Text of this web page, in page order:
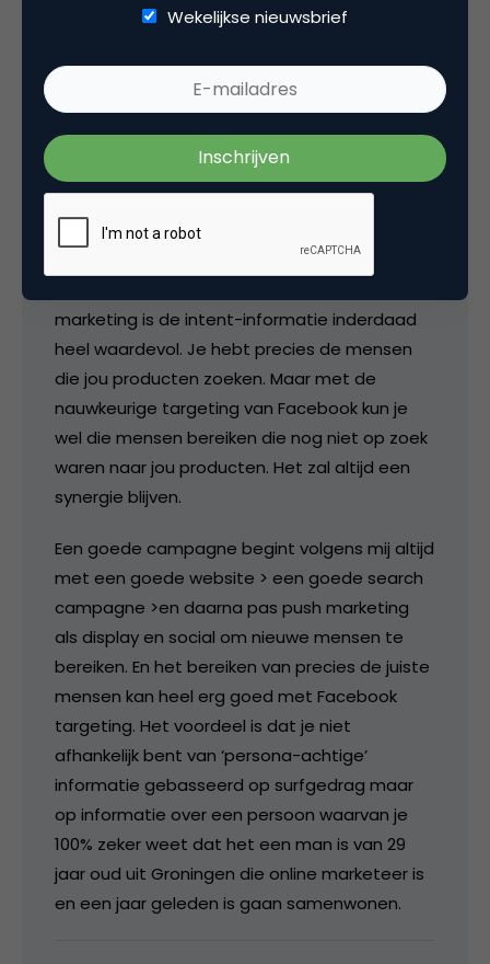
2 oktober 2014 om 13:50
jeroenpanjer
Hi Bram, bedankt voor je reactie. Ik weet
uiteraard niet of Facebook of Google meer
data heeft. Het hangt uiteraard allemaal af
marketing is de intent-informatie inderdaad
heel waardevol. Je hebt precies de mensen
die jou producten zoeken. Maar met de
nauwkeurige targeting van Facebook kun je
wel die mensen bereiken die nog niet op zoek
waren naar jou producten. Het zal altijd een
synergie blijven.
Een goede campagne begint volgens mij altijd
met een goede website > een goede search
campagne >en daarna pas push marketing
als display en social om nieuwe mensen te
bereiken. En het bereiken van precies de juiste
mensen kan heel erg goed met Facebook
targeting. Het voordeel is dat je niet
afhankelijk bent van ‘persona-achtige’
informatie gebasseerd op surfgedrag maar
op informatie over een persoon waarvan je
100% zeker weet dat het een man is van 29
jaar oud uit Groningen die online marketeer is
en een jaar geleden is gaan samenwonen.
Wekelijkse nieuwsbrief